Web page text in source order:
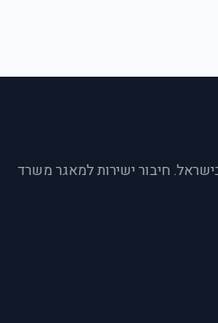
חיבור ישירות למאגר משרד